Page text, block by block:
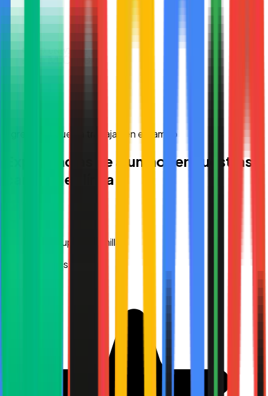
Egresados que ya trabajan en el campo
Experiencias de alumnos en nuestras
carreras en línea
María Guadalupe Escamilla
Hace 4 meses